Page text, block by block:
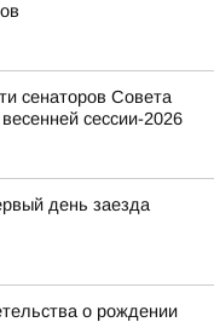
сенаторов Совета
сессии-2026
день заезда
о рождении